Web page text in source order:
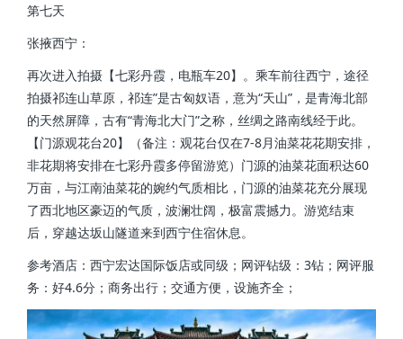
第七天
张掖西宁：
再次进入拍摄【七彩丹霞，电瓶车20】。乘车前往西宁，途径
拍摄祁连山草原，祁连”是古匈奴语，意为“天山”，是青海北部
的天然屏障，古有“青海北大门”之称，丝绸之路南线经于此。
【门源观花台20】（备注：观花台仅在7-8月油菜花花期安排，
非花期将安排在七彩丹霞多停留游览）门源的油菜花面积达60
万亩，与江南油菜花的婉约气质相比，门源的油菜花充分展现
了西北地区豪迈的气质，波澜壮阔，极富震撼力。游览结束
后，穿越达坂山隧道来到西宁住宿休息。
参考酒店：西宁宏达国际饭店或同级；网评钻级：3钻；网评服
务：好4.6分；商务出行；交通方便，设施齐全；